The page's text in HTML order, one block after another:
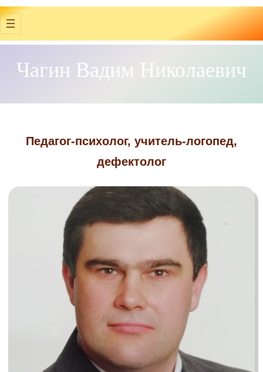
Чагин Вадим Николаевич
Педагог-психолог, учитель-логопед,
дефектолог